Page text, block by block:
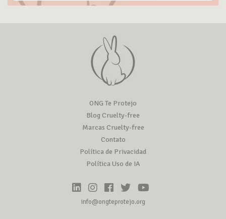
ONG Te Protejo
Blog Cruelty-free
Marcas Cruelty-free
Contato
Política de Privacidad
Política Uso de IA
info@ongteprotejo.org